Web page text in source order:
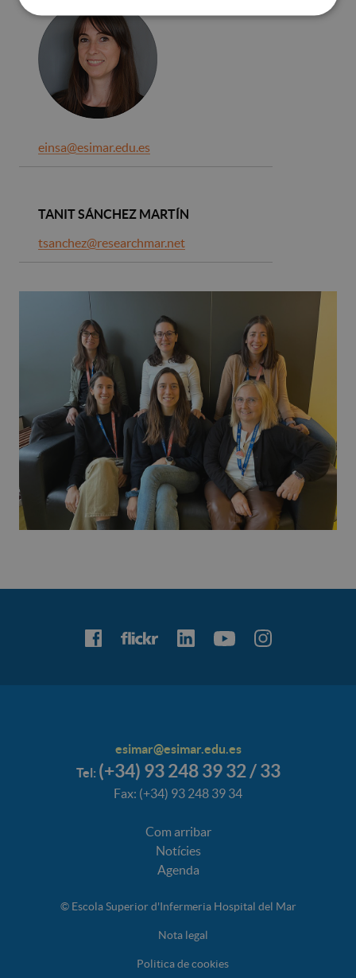
einsa@esimar.edu.es
TANIT SÁNCHEZ MARTÍN
tsanchez@researchmar.net
esimar@esimar.edu.es
Tel: (+34) 93 248 39 32 / 33
Fax: (+34) 93 248 39 34
Com arribar
Notícies
Agenda
© Escola Superior d'Infermeria Hospital del Mar
Nota legal
Politica de cookies